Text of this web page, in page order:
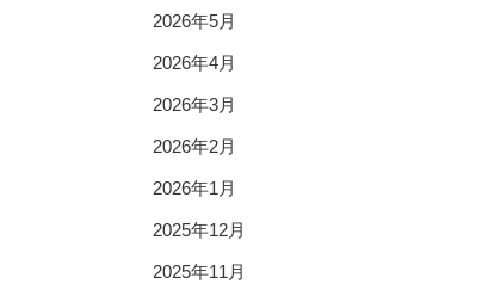
2026年5月
2026年4月
2026年3月
2026年2月
2026年1月
2025年12月
2025年11月